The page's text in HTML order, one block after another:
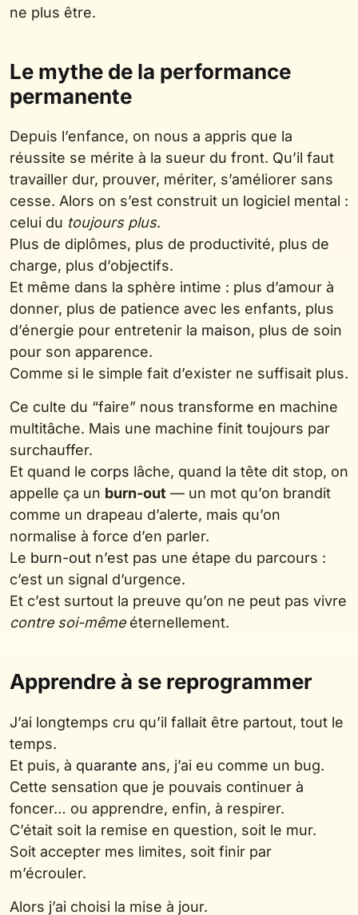
ne plus être.
Le mythe de la performance
permanente
Depuis l’enfance, on nous a appris que la
réussite se mérite à la sueur du front. Qu’il faut
travailler dur, prouver, mériter, s’améliorer sans
cesse. Alors on s’est construit un logiciel mental :
celui du toujours plus.
Plus de diplômes, plus de productivité, plus de
charge, plus d’objectifs.
Et même dans la sphère intime : plus d’amour à
donner, plus de patience avec les enfants, plus
d’énergie pour entretenir la maison, plus de soin
pour son apparence.
Comme si le simple fait d’exister ne suffisait plus.
Ce culte du “faire” nous transforme en machine
multitâche. Mais une machine finit toujours par
surchauffer.
Et quand le corps lâche, quand la tête dit stop, on
appelle ça un burn-out — un mot qu’on brandit
comme un drapeau d’alerte, mais qu’on
normalise à force d’en parler.
Le burn-out n’est pas une étape du parcours :
c’est un signal d’urgence.
Et c’est surtout la preuve qu’on ne peut pas vivre
contre soi-mêmeéternellement.
Apprendre à se reprogrammer
J’ai longtemps cru qu’il fallait être partout, tout le
temps.
Et puis, à quarante ans, j’ai eu comme un bug.
Cette sensation que je pouvais continuer à
foncer… ou apprendre, enfin, à respirer.
C’était soit la remise en question, soit le mur.
Soit accepter mes limites, soit finir par
m’écrouler.
Alors j’ai choisi la mise à jour.